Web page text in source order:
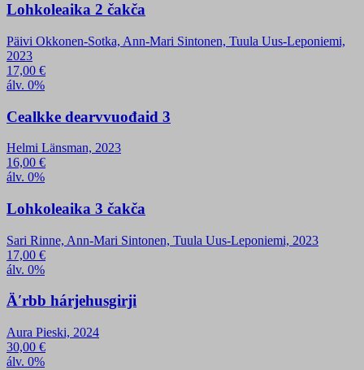
Lohkoleaika 2 čakča
Päivi Okkonen-Sotka, Ann-Mari Sintonen, Tuula Uus-Leponiemi,
2023
17,00 €
álv. 0%
Cealkke dearvvuođaid 3
Helmi Länsman, 2023
16,00 €
álv. 0%
Lohkoleaika 3 čakča
Sari Rinne, Ann-Mari Sintonen, Tuula Uus-Leponiemi, 2023
17,00 €
álv. 0%
Äʹrbb hárjehusgirji
Aura Pieski, 2024
30,00 €
álv. 0%